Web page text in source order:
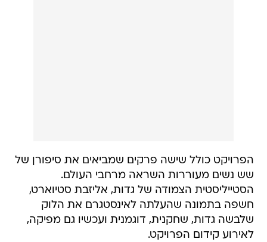
הפרויקט כולל שישה פרקים שמביאים את סיפורן של
שש נשים מעוררות השראה מרחבי העולם.
הסטייליסטית הצמודה של גדות, אליזבת סטיוארט,
חשפה בתמונה שהעלתה לאינסטגרם את הלוק
שלבשה גדות, שחקנית, דוגמנית ועכשיו גם מפיקה,
לאירוע קידום הפרויקט.